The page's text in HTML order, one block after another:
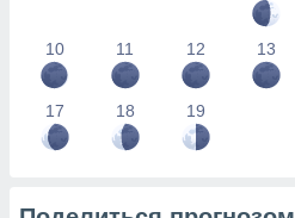
10 11 12 13
17 18 19